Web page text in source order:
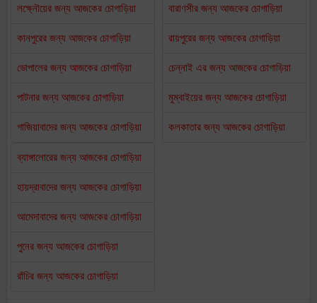
লক্ষ্নৌয়ের জন্য আজকের চোগাড়িয়া
কানপুরের জন্য আজকের চোগাড়িয়া
ভোপালের জন্য আজকের চোগাড়িয়া
পাটনার জন্য আজকের চোগাড়িয়া
গাজিয়াবাদের জন্য আজকের চোগাড়িয়া
বারাণসীর জন্য আজকের চোগাড়িয়া
রায়পুরের জন্য আজকের চোগাড়িয়া
চেন্নাই এর জন্য আজকের চোগাড়িয়া
মুম্বাইয়ের জন্য আজকের চোগাড়িয়া
কলকাতার জন্য আজকের চোগাড়িয়া
ব্যাঙ্গালোরের জন্য আজকের চোগাড়িয়া
হায়দ্রাবাদের জন্য আজকের চোগাড়িয়া
আমেদাবাদের জন্য আজকের চোগাড়িয়া
পুনের জন্য আজকের চোগাড়িয়া
রাঁচির জন্য আজকের চোগাড়িয়া